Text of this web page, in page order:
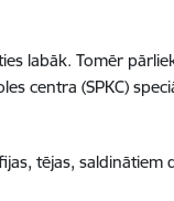
labāk. Tomēr
centra (SPKC)
tējas, saldinātiem